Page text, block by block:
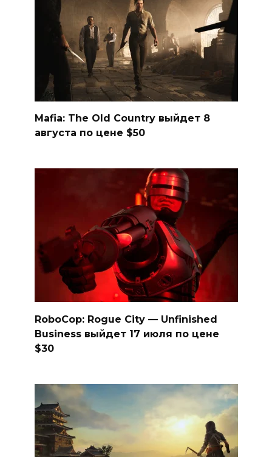
Mafia: The Old Country выйдет 8
августа по цене $50
RoboCop: Rogue City — Unfinished
Business выйдет 17 июля по цене
$30